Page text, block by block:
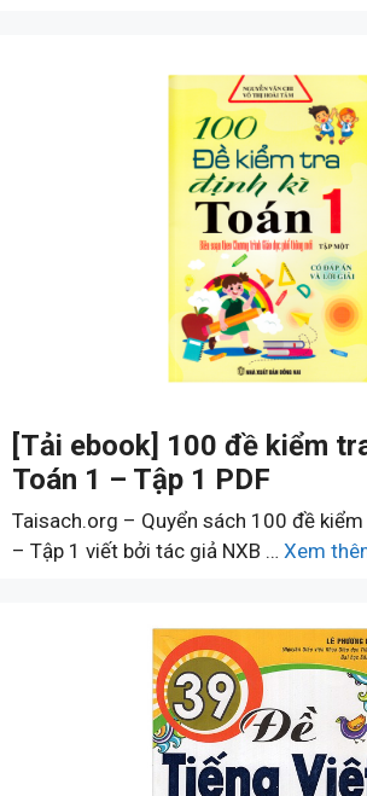
[Tải ebook] 100 đề kiểm
Toán 1 – Tập 1 PDF
Taisach.org – Quyển sách 100 đề kiểm
– Tập 1 viết bởi tác giả NXB … Xem